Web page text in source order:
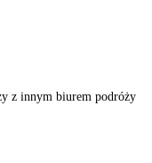
z innym biurem podróży